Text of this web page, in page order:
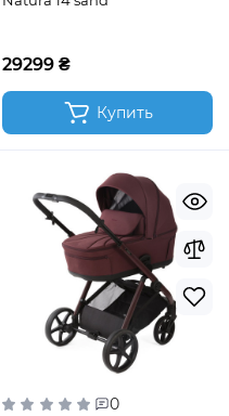
29299 ₴
Купить
0